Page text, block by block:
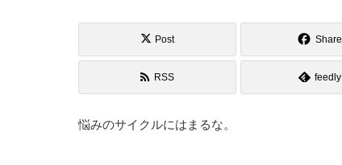
Post Share
RSS feedly
悩みのサイクルにはまるな。